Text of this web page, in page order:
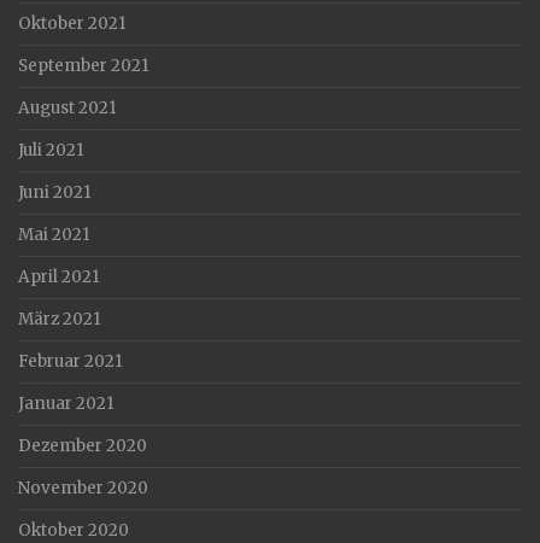
Oktober 2021
September 2021
August 2021
Juli 2021
Juni 2021
Mai 2021
April 2021
März 2021
Februar 2021
Januar 2021
Dezember 2020
November 2020
Oktober 2020